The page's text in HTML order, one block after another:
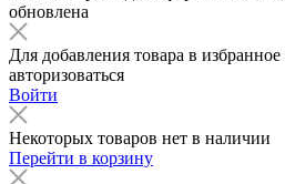
обновлена
Для добавления товара в
авторизоваться
Войти
Некоторых товаров нет в наличии
Перейти в корзину